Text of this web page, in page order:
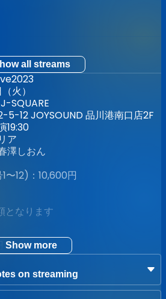
all streams
火）
SQUARE
5-12 JOYSOUND 品川港南口店2F
19:30
ア
澤しおん
〜12)：10,600円
となります
までご覧頂けます
理番号ランダム)にて販売開始
Show more
on streaming